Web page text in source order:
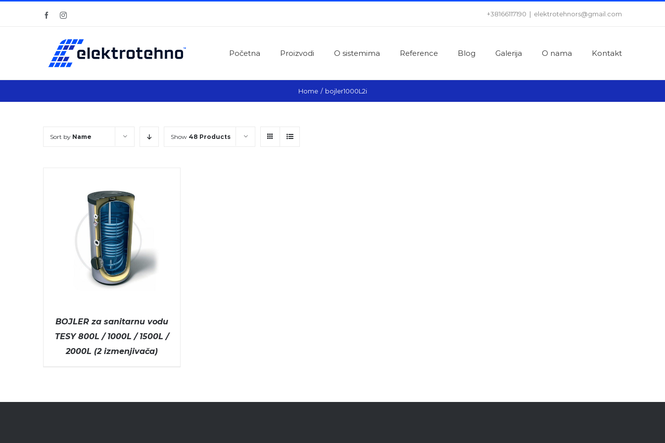
FacebookInstagram +38166117190 | elektrotehnors@gmail.com
Početna Proizvodi O sistemima Reference Blog Galerija O nama Kontakt
Home / bojler1000L2i
Sort by Name Show 48 Products
BOJLER za sanitarnu vodu
TESY 800L / 1000L / 1500L /
2000L (2 izmenjivača)